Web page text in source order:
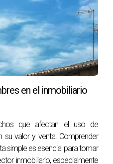
de poner su piso en el
y evitó
DE PISOS EN
en vender un piso
pero en general, un piso
en el inmobiliario
que afectan el uso de
su valor y venta. Comprender
simple es esencial para tomar
inmobiliario, especialmente